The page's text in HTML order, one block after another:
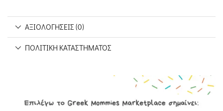
ΑΞΙΟΛΟΓΉΣΕΙΣ (0)
ΠΟΛΙΤΙΚΉ ΚΑΤΑΣΤΉΜΑΤΟΣ